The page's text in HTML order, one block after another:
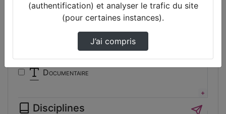
Animation
Conférence
Cours
Documentaire
Interview
Disciplines
(authentification) et analyser le trafic du site
(pour certaines instances).
J’ai compris